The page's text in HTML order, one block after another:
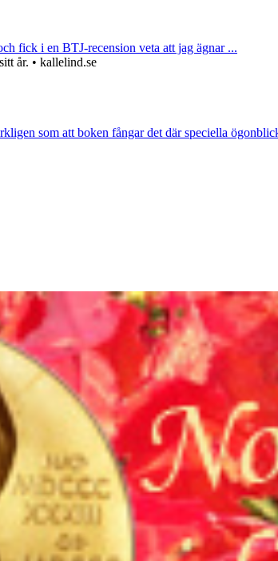
fick i en BTJ-recension veta att jag ägnar ...
år. • kallelind.se
som att boken fångar det där speciella